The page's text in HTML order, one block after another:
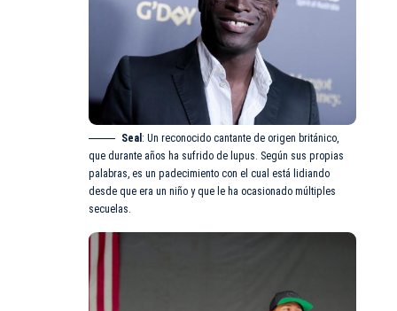
Seal : Un reconocido cantante de origen británico,
que durante años ha sufrido de lupus. Según sus propias
palabras, es un padecimiento con el cual está lidiando
desde que era un niño y que le ha ocasionado múltiples
secuelas.